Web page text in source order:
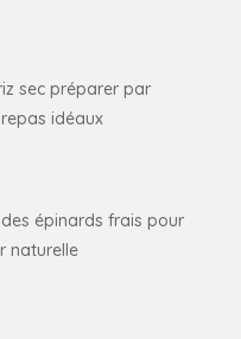
sec préparer par
idéaux
épinards frais pour
naturelle